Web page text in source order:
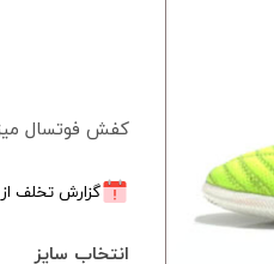
کفش فوتسال
گزارش تخلف
انتخاب سایز